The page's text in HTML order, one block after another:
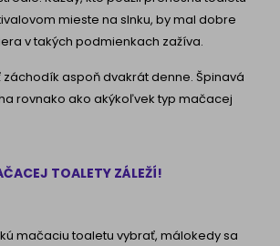
mieste na slnku, by mal dobre
v takých podmienkach zažíva.
aspoň dvakrát denne. Špinavá
rovnako ako akýkoľvek typ mačacej
TOALETY ZÁLEŽÍ!
mačaciu toaletu vybrať, málokedy sa